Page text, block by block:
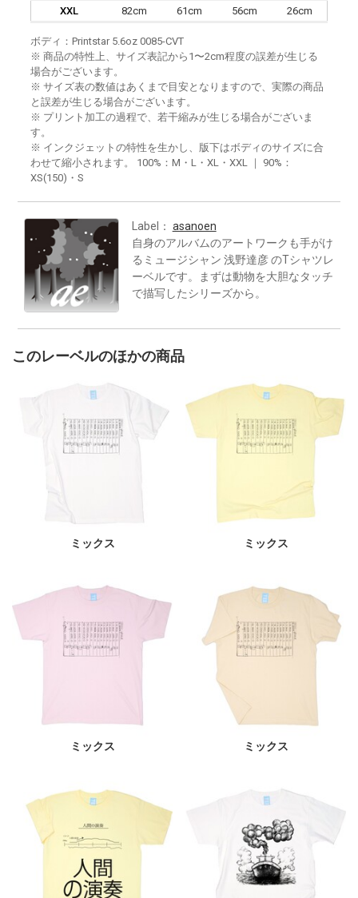
XXL 82cm 61cm 56cm 26cm
ボディ：Printstar 5.6oz 0085-CVT
※ 商品の特性上、サイズ表記から1〜2cm程度の誤差が生じる
場合がございます。
※ サイズ表の数値はあくまで目安となりますので、実際の商品
と誤差が生じる場合がございます。
※ プリント加工の過程で、若干縮みが生じる場合がございま
す。
※ インクジェットの特性を生かし、版下はボディのサイズに合
わせて縮小されます。 100%：M・L・XL・XXL ｜ 90%：
XS(150)・S
Label： asanoen
自身のアルバムのアートワークも手がけ
るミュージシャン 浅野達彦 のTシャツレ
ーベルです。まずは動物を大胆なタッチ
で描写したシリーズから。
このレーベルのほかの商品
ミックス ミックス
ミックス ミックス